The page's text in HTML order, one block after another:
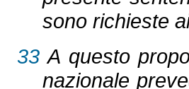
sono richieste
33 A questo
nazionale